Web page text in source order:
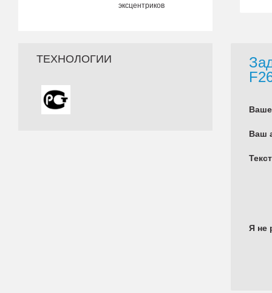
эксцентриков
ТЕХНОЛОГИИ
Ваш
Я не